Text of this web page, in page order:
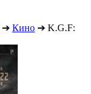
➔ Кино ➔ K.G.F: